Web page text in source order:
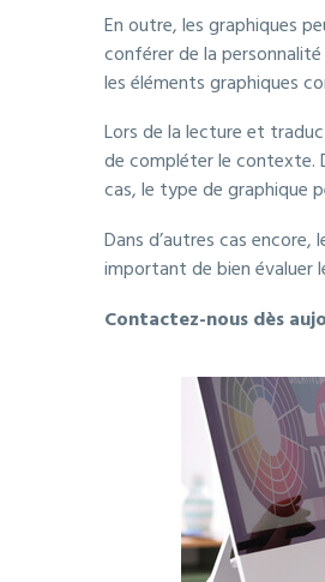
En outre, les graphiques
conférer de la
les éléments graphiques
Lors de la lecture et
de compléter le contexte.
cas, le type de graphique
Dans d’autres cas
important de bien évaluer
Contactez-nous dès